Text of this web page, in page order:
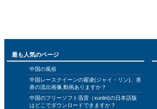
最も人気のページ
中国の風俗
中国レースクイーンの翟凌(ジャイ・リン)、兽
兽の流出画像,動画ありますか？
中国のフリーソフト迅雷（xunlei)の日本語版
はどこでダウンロードできますか？